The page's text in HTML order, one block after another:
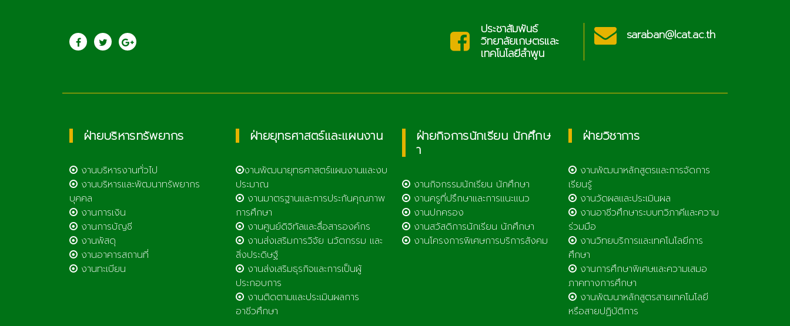
ประชาสัมพันธ์
วิทยาลัยเกษตรและ
เทคโนโลยีลำพูน
saraban@lcat.ac.th ประชาสัมพันธ์
วิทยาลัยเกษตรและ
ฝ่ายบริหารทรัพยากร
งานบริหารงานทั่วไป
งานบริหารและพัฒนาทรัพยากร
บุคคล
งานการเงิน
งานการบัญชี
งานพัสดุ
งานอาคารสถานที่
งานทะเบียน
ฝ่ายยุทธศาสตร์และแผนงาน
งานพัฒนายุทธศาสตร์แผนงานและงบ
ประมาณ
งานมาตรฐานและการประกันคุณภาพ
การศึกษา
งานศูนย์ดิจิทัลและสื่อสารองค์กร
งานส่งเสริมการวิจัย นวัตกรรม และ
สิ่งประดิษฐ์
งานส่งเสริมธุรกิจและการเป็นผู้
ประกอบการ
งานติดตามและประเมินผลการ
อาชีวศึกษา
ฝ่ายกิจการนักเรียน นักศึกษ
า
งานกิจกรรมนักเรียน นักศึกษา
งานครูที่ปรึกษาและการแนะแนว
งานปกครอง
งานสวัสดิการนักเรียน นักศึกษา
งานโครงการพิเศษการบริการสังคม
ฝ่ายวิชาการ
งานพัฒนาหลักสูตรและการจัดการ
เรียนรู้
งานวัดผลและประเมินผล
งานอาชีวศึกษาระบบทวิภาคีและความ
ร่วมมือ
งานวิทยบริการและเทคโนโลยีการ
ศึกษา
งานการศึกษาพิเศษและความเสมอ
ภาคทางการศึกษา
งานพัฒนาหลักสูตรสายเทคโนโลยี
หรือสายปฏิบัติการ